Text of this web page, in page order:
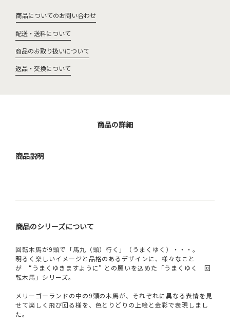
商品についてのお問い合わせ
配送・送料について
商品のお取り扱いについて
返品・交換について
商品の詳細
商品説明
商品のシリーズについて
回転木馬が9頭で「馬九（頭）行く」（うまくゆく）・・・。
明るく楽しいイメージと品格のあるデザインに、様々なこと
が “うまくゆきますように” との願いを込めた「うまくゆく 回
転木馬」シリーズ。
メリーゴーランドの中の9頭の木馬が、それぞれに異なる表情を見
せて楽しく飛び回る様を、色とりどりの上絵と金彩で表現しまし
た。